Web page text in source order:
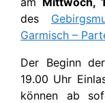
des
Garmisch –
Der Beginn
19.00 Uhr
können ab